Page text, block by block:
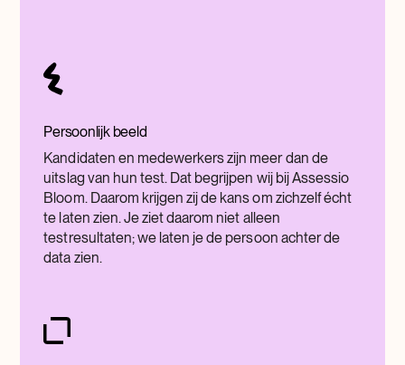
Persoonlijk beeld
Kandidaten en medewerkers zijn meer dan de
uitslag van hun test. Dat begrijpen wij bij Assessio
Bloom. Daarom krijgen zij de kans om zichzelf écht
te laten zien. Je ziet daarom niet alleen
testresultaten; we laten je de persoon achter de
data zien.